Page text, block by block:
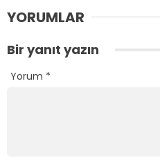
YORUMLAR
Bir yanıt yazın
Yorum *